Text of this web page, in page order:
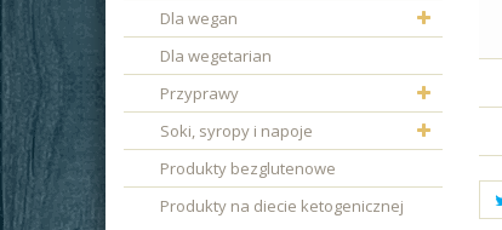
Dla wegan
Dla wegetarian
Przyprawy
Soki, syropy i napoje
Produkty bezglutenowe
Produkty na diecie ketogenicznej